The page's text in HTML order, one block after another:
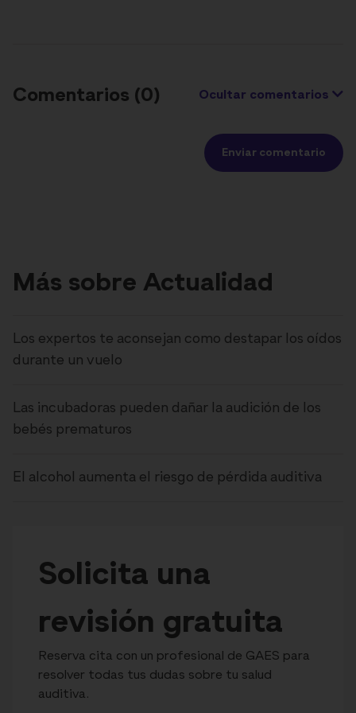
Más sobre Actualidad
Los expertos te aconsejan como destapar los oídos
durante un vuelo
Las incubadoras pueden dañar la audición de los
bebés prematuros
El alcohol aumenta el riesgo de pérdida auditiva
Solicita una
revisión gratuita
Reserva cita con un profesional de GAES para
resolver todas tus dudas sobre tu salud
auditiva.
Comentarios (0) Ocultar comentarios
Enviar comentario